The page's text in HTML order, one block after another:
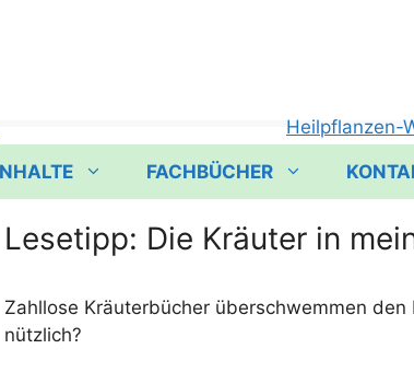
FACHBÜCHER
Lesetipp: Die Kräuter in
Zahl­lo­se Kräu­ter­bü­cher über­schwem­men
nützlich?